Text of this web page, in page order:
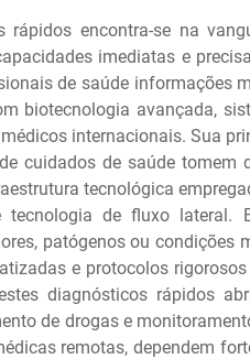
rápidos encontra-se na
imediatas e
de saúde informações
biotecnologia avançada,
internacionais. Sua
cuidados de saúde
tecnológica
de fluxo lateral.
patógenos ou
e protocolos
diagnósticos rápidos
de drogas e
remotas, dependem